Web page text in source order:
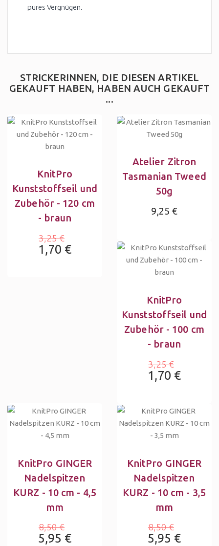
pures Vergnügen.
STRICKERINNEN, DIE DIESEN ARTIKEL
GEKAUFT HABEN, HABEN AUCH GEKAUFT
...
KnitPro
Kunststoffseil und
Zubehör - 120 cm
- braun
3,25 €
1,70 €
Atelier Zitron
Tasmanian Tweed
50g
9,25 €
KnitPro
Kunststoffseil und
Zubehör - 100 cm
- braun
3,25 €
1,70 €
KnitPro GINGER
Nadelspitzen
KURZ - 10 cm - 4,5
mm
8,50 €
5,95 €
KnitPro GINGER
Nadelspitzen
KURZ - 10 cm - 3,5
mm
8,50 €
5,95 €